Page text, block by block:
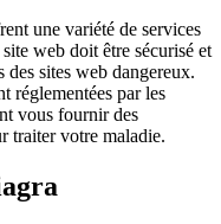
une variété de services
web doit être sécurisé et
des sites web dangereux.
réglementées par les
vous fournir des
traiter votre maladie.